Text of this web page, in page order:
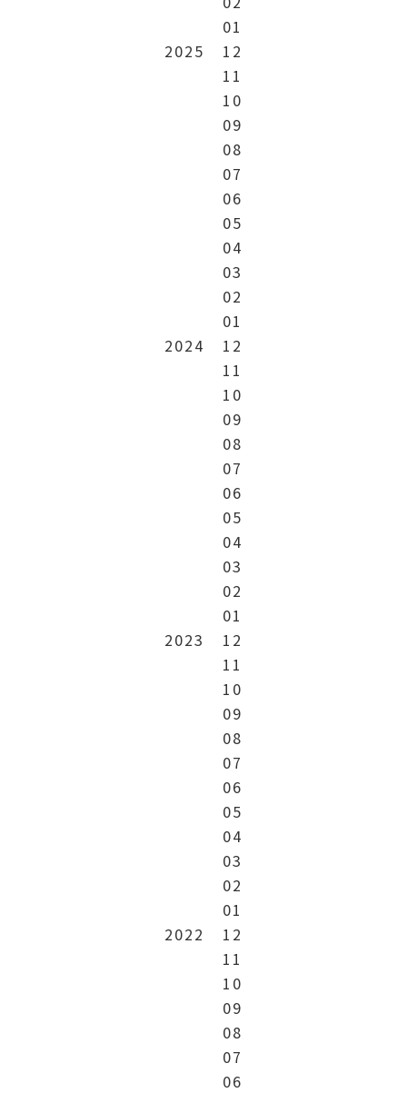
01
2025
12
11
10
09
08
07
06
05
04
03
02
01
2024
12
11
10
09
08
07
06
05
04
03
02
01
2023
12
11
10
09
08
07
06
05
04
03
02
01
2022
12
11
10
09
08
07
06